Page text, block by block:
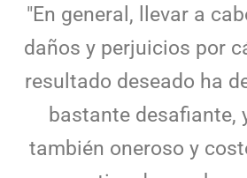
"En general, llevar a
daños y perjuicios por
resultado deseado ha
bastante desafiante,
también oneroso y